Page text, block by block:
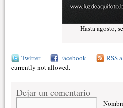
Hasta agosto,
Twitter Facebook RSS
currently not allowed.
Dejar un comentario